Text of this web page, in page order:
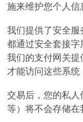
施来维护您个人信
我们提供了安全
都通过安全套接
我们的支付网关
才能访问这些系统
交易后，您的私
等）将不会存储在